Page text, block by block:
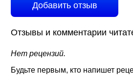
Добавить отзыв
Отзывы и комментарии
Нет рецензий.
Будьте первым, кто напишет